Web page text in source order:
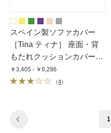
スペイン製ソファカバー
［Tina ティナ］ 座面・背
もたれクッションカバー
（1枚）
￥3,405 - ￥6,286
（4）
1